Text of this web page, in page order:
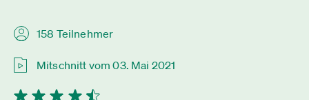
158 Teilnehmer
Mitschnitt vom 03. Mai 2021